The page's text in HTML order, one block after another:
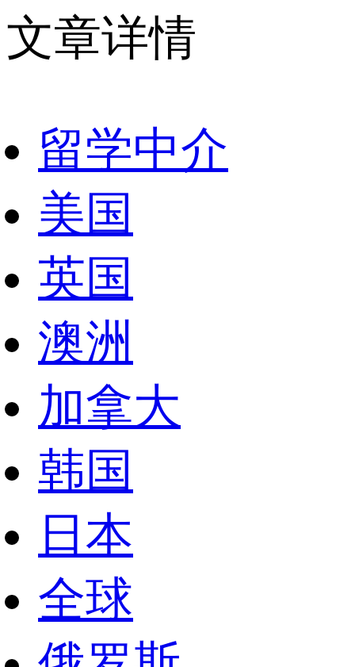
文章详情
留学中介
美国
英国
澳洲
加拿大
韩国
日本
全球